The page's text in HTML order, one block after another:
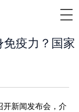
疫力？国家
新闻发布会，介